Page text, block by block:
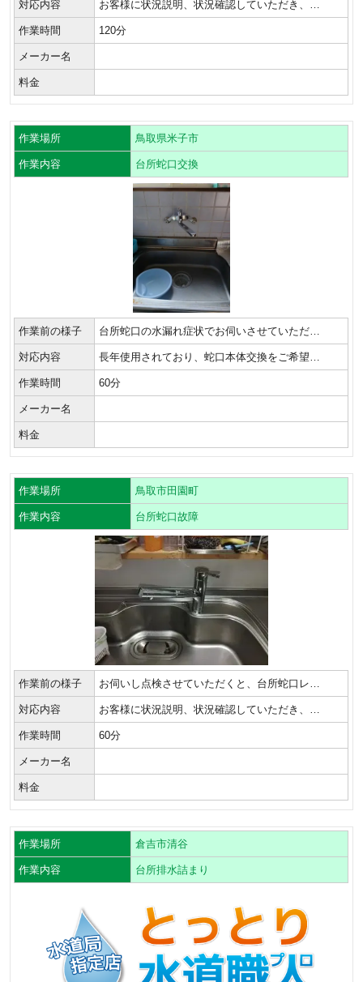
対応内容 お客様に状況説明、状況確認していただき、…
作業時間 120分
メーカー名
料金
作業場所 鳥取県米子市
作業内容 台所蛇口交換
作業前の様子 台所蛇口の水漏れ症状でお伺いさせていただ…
対応内容 長年使用されており、蛇口本体交換をご希望…
作業時間 60分
メーカー名
料金
作業場所 鳥取市田園町
作業内容 台所蛇口故障
作業前の様子 お伺いし点検させていただくと、台所蛇口レ…
対応内容 お客様に状況説明、状況確認していただき、…
作業時間 60分
メーカー名
料金
作業場所 倉吉市清谷
作業内容 台所排水詰まり